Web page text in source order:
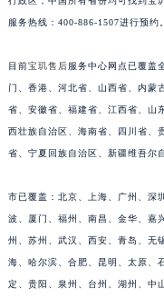
服务热线：400-886-1507进行预约。
目前宝玑售后服务中心网点已覆盖
门、香港、河北省、山西省、内蒙
省、安徽省、福建省、江西省、山
西壮族自治区、海南省、四川省、
省、宁夏回族自治区、新疆维吾尔
市已覆盖：北京、上海、广州、深
波、厦门、福州、南昌、金华、嘉
州、苏州、武汉、西安、青岛、无
海、哈尔滨、合肥、昆明、太原、
定、贵阳、泉州、台州、湖州、中